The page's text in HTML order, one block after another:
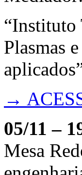
“Instituto
Plasmas
→
05/11 –
Mesa